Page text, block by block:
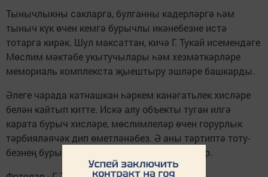
Тынычлыкны сакларга, булганны кадерләргә һәм
тыныч күк өчен кемгә бурычлы икәнебезне истә
тотарга кирәк. Шул максаттан, кичә Г. Тукай исемендәге
Мөслим мәктәбе укытучылары һәм хезмәткәрләре
мемориаль комплекста җыештыру эшләре башкарды.
Әлеге чарада катнашкан һәркем канәгатьлек хисләре
белән кайтып китте. Искә алу объекты туган илгә
карата бурыч хисләре, мөслимлеләр өчен горурлык
тәрбияләячәк дип өметләнәбез. Ә аны тәртиптә тоту-
безнең бурычыбыз, - дип язалар тукайлылар.